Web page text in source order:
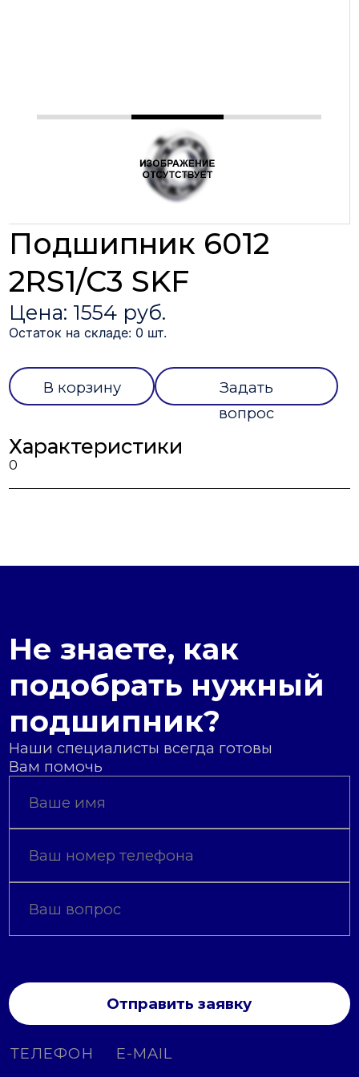
Подшипник 6012
2RS1/C3 SKF
Цена: 1554 руб.
Остаток на складе: 0 шт.
В корзину
Задать
вопрос
Характеристики
0
Не знаете, как
подобрать нужный
подшипник?
Наши специалисты всегда готовы
Вам помочь
Отправить заявку
ТЕЛЕФОН E-MAIL